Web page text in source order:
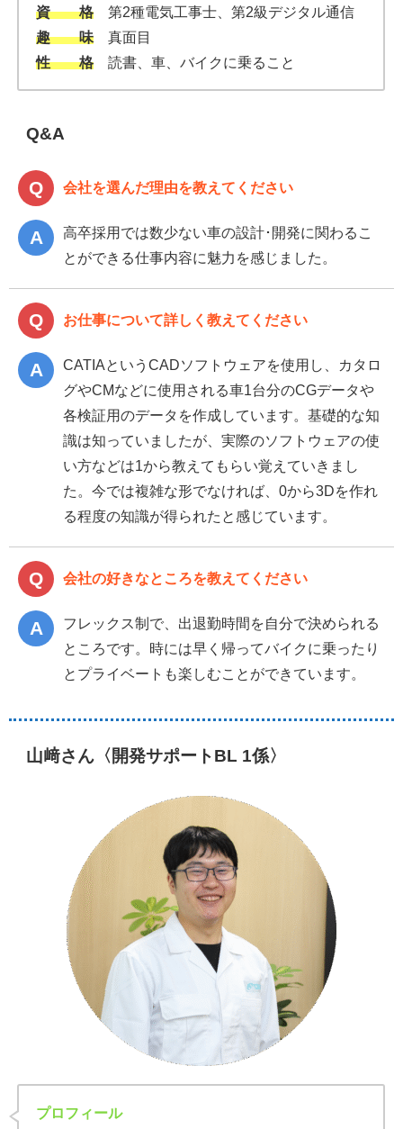
資 格
第2種電気工事士、第2級デジタル通信
趣 味
真面目
性 格
読書、車、バイクに乗ること
Q&A
会社を選んだ理由を教えてください
高卒採用では数少ない車の設計･開発に関わるこ
とができる仕事内容に魅力を感じました。
お仕事について詳しく教えてください
CATIAというCADソフトウェアを使用し、カタロ
グやCMなどに使用される車1台分のCGデータや
各検証用のデータを作成しています。基礎的な知
識は知っていましたが、実際のソフトウェアの使
い方などは1から教えてもらい覚えていきまし
た。今では複雑な形でなければ、0から3Dを作れ
る程度の知識が得られたと感じています。
会社の好きなところを教えてください
フレックス制で、出退勤時間を自分で決められる
ところです。時には早く帰ってバイクに乗ったり
とプライベートも楽しむことができています。
山﨑さん〈開発サポートBL 1係〉
プロフィール